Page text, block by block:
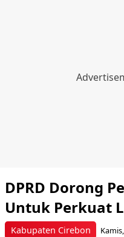
Kabupaten Cirebon
DPRD Dorong
Untuk Perkuat